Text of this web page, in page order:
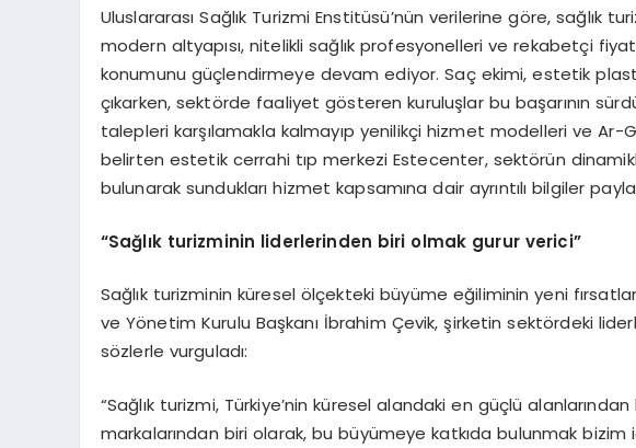
Uluslararası Sağlık Turizmi Enstitüsü’nün verilerine göre, sağlık
modern altyapısı, nitelikli sağlık profesyonelleri ve rekabetçi
konumunu güçlendirmeye devam ediyor. Saç ekimi, estetik
çıkarken, sektörde faaliyet gösteren kuruluşlar bu başarının
talepleri karşılamakla kalmayıp yenilikçi hizmet modelleri ve Ar-
belirten estetik cerrahi tıp merkezi Estecenter, sektörün
bulunarak sundukları hizmet kapsamına dair ayrıntılı bilgiler
“Sağlık turizminin liderlerinden biri olmak gurur verici”
Sağlık turizminin küresel ölçekteki büyüme eğiliminin yeni
ve Yönetim Kurulu Başkanı İbrahim Çevik, şirketin sektördeki
sözlerle vurguladı:
“Sağlık turizmi, Türkiye’nin küresel alandaki en güçlü
markalarından biri olarak, bu büyümeye katkıda bulunmak bizim